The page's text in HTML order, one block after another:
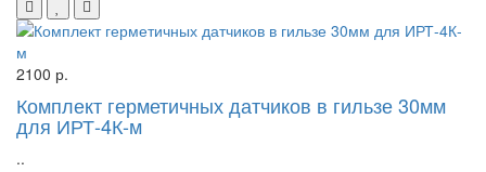
2100 р.
Комплект герметичных датчиков в гильзе 30мм
для ИРТ-4К-м
..